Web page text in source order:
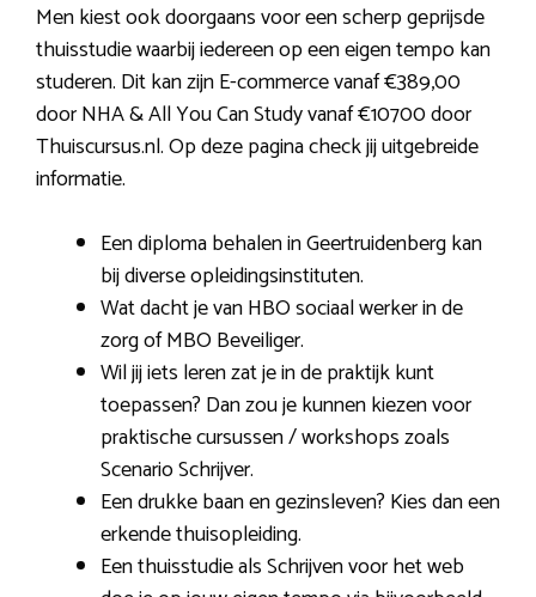
Men kiest ook doorgaans voor een scherp geprijsde
thuisstudie waarbij iedereen op een eigen tempo kan
studeren. Dit kan zijn E-commerce vanaf €389,00
door NHA & All You Can Study vanaf €10700 door
Thuiscursus.nl. Op deze pagina check jij uitgebreide
informatie.
Een diploma behalen in Geertruidenberg kan
bij diverse opleidingsinstituten.
Wat dacht je van HBO sociaal werker in de
zorg of MBO Beveiliger.
Wil jij iets leren zat je in de praktijk kunt
toepassen? Dan zou je kunnen kiezen voor
praktische cursussen / workshops zoals
Scenario Schrijver.
Een drukke baan en gezinsleven? Kies dan een
erkende thuisopleiding.
Een thuisstudie als Schrijven voor het web